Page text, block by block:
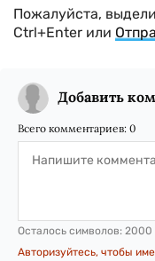
Пожалуйста,
Ctrl+Enter или
Добавить
Всего комментариев: 0
Осталось символов: 2000
Авторизуйтесь, чтобы